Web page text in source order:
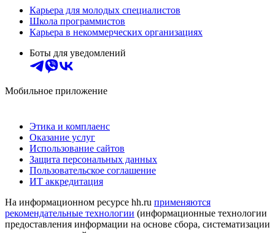
Карьера для молодых специалистов
Школа программистов
Карьера в некоммерческих организациях
Боты для уведомлений
Мобильное приложение
Этика и комплаенс
Оказание услуг
Использование сайтов
Защита персональных данных
Пользовательское соглашение
ИТ аккредитация
На информационном ресурсе hh.ru применяются
рекомендательные технологии (информационные технологии
предоставления информации на основе сбора, систематизации